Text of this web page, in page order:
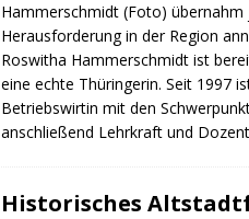
Hammerschmidt (Foto)
Herausforderung in der Region
Roswitha Hammerschmidt ist
eine echte Thüringerin. Seit 1997
Betriebswirtin mit den
anschließend Lehrkraft und
Historisches